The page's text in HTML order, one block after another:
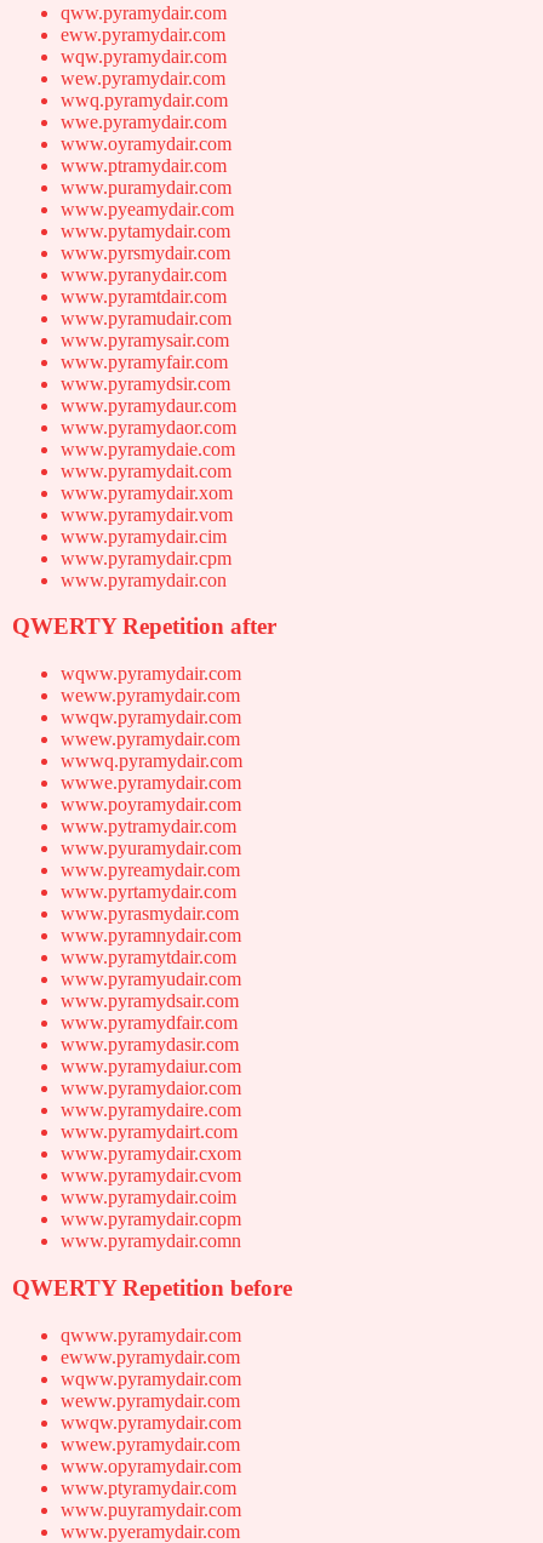
qww.pyramydair.com
eww.pyramydair.com
wqw.pyramydair.com
wew.pyramydair.com
wwq.pyramydair.com
wwe.pyramydair.com
www.oyramydair.com
www.ptramydair.com
www.puramydair.com
www.pyeamydair.com
www.pytamydair.com
www.pyrsmydair.com
www.pyranydair.com
www.pyramtdair.com
www.pyramudair.com
www.pyramysair.com
www.pyramyfair.com
www.pyramydsir.com
www.pyramydaur.com
www.pyramydaor.com
www.pyramydaie.com
www.pyramydait.com
www.pyramydair.xom
www.pyramydair.vom
www.pyramydair.cim
www.pyramydair.cpm
www.pyramydair.con
QWERTY Repetition after
wqww.pyramydair.com
weww.pyramydair.com
wwqw.pyramydair.com
wwew.pyramydair.com
wwwq.pyramydair.com
wwwe.pyramydair.com
www.poyramydair.com
www.pytramydair.com
www.pyuramydair.com
www.pyreamydair.com
www.pyrtamydair.com
www.pyrasmydair.com
www.pyramnydair.com
www.pyramytdair.com
www.pyramyudair.com
www.pyramydsair.com
www.pyramydfair.com
www.pyramydasir.com
www.pyramydaiur.com
www.pyramydaior.com
www.pyramydaire.com
www.pyramydairt.com
www.pyramydair.cxom
www.pyramydair.cvom
www.pyramydair.coim
www.pyramydair.copm
www.pyramydair.comn
QWERTY Repetition before
qwww.pyramydair.com
ewww.pyramydair.com
wqww.pyramydair.com
weww.pyramydair.com
wwqw.pyramydair.com
wwew.pyramydair.com
www.opyramydair.com
www.ptyramydair.com
www.puyramydair.com
www.pyeramydair.com